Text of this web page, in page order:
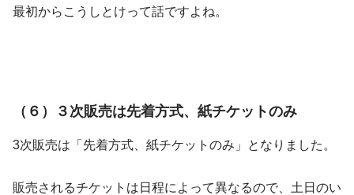
最初からこうしとけって話ですよね。
（６）３次販売は先着方式、紙チケットのみ
3次販売は「先着方式、紙チケットのみ」となりました。
販売されるチケットは日程によって異なるので、土日のい